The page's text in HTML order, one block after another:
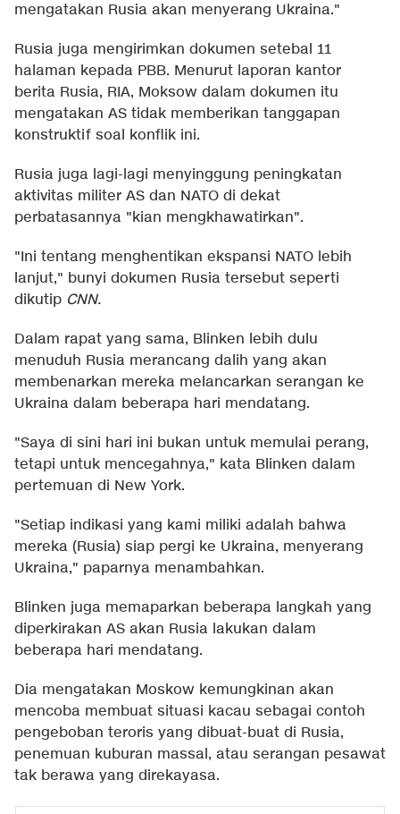
mengatakan Rusia akan menyerang Ukraina."
Rusia juga mengirimkan dokumen setebal 11
halaman kepada PBB. Menurut laporan kantor
berita Rusia, RIA, Moksow dalam dokumen itu
mengatakan AS tidak memberikan tanggapan
konstruktif soal konflik ini.
Rusia juga lagi-lagi menyinggung peningkatan
aktivitas militer AS dan NATO di dekat
perbatasannya "kian mengkhawatirkan".
"Ini tentang menghentikan ekspansi NATO lebih
lanjut," bunyi dokumen Rusia tersebut seperti
dikutip CNN.
Dalam rapat yang sama, Blinken lebih dulu
menuduh Rusia merancang dalih yang akan
membenarkan mereka melancarkan serangan ke
Ukraina dalam beberapa hari mendatang.
"Saya di sini hari ini bukan untuk memulai perang,
tetapi untuk mencegahnya," kata Blinken dalam
pertemuan di New York.
"Setiap indikasi yang kami miliki adalah bahwa
mereka (Rusia) siap pergi ke Ukraina, menyerang
Ukraina," paparnya menambahkan.
Blinken juga memaparkan beberapa langkah yang
diperkirakan AS akan Rusia lakukan dalam
beberapa hari mendatang.
Dia mengatakan Moskow kemungkinan akan
mencoba membuat situasi kacau sebagai contoh
pengeboban teroris yang dibuat-buat di Rusia,
penemuan kuburan massal, atau serangan pesawat
tak berawa yang direkayasa.